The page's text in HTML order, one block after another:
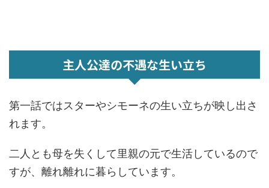
主人公達の不遇な生い立ち
第一話ではスターやシモーネの生い立ちが映し出さ
れます。
二人とも母を失くして里親の元で生活しているので
すが、離れ離れに暮らしています。